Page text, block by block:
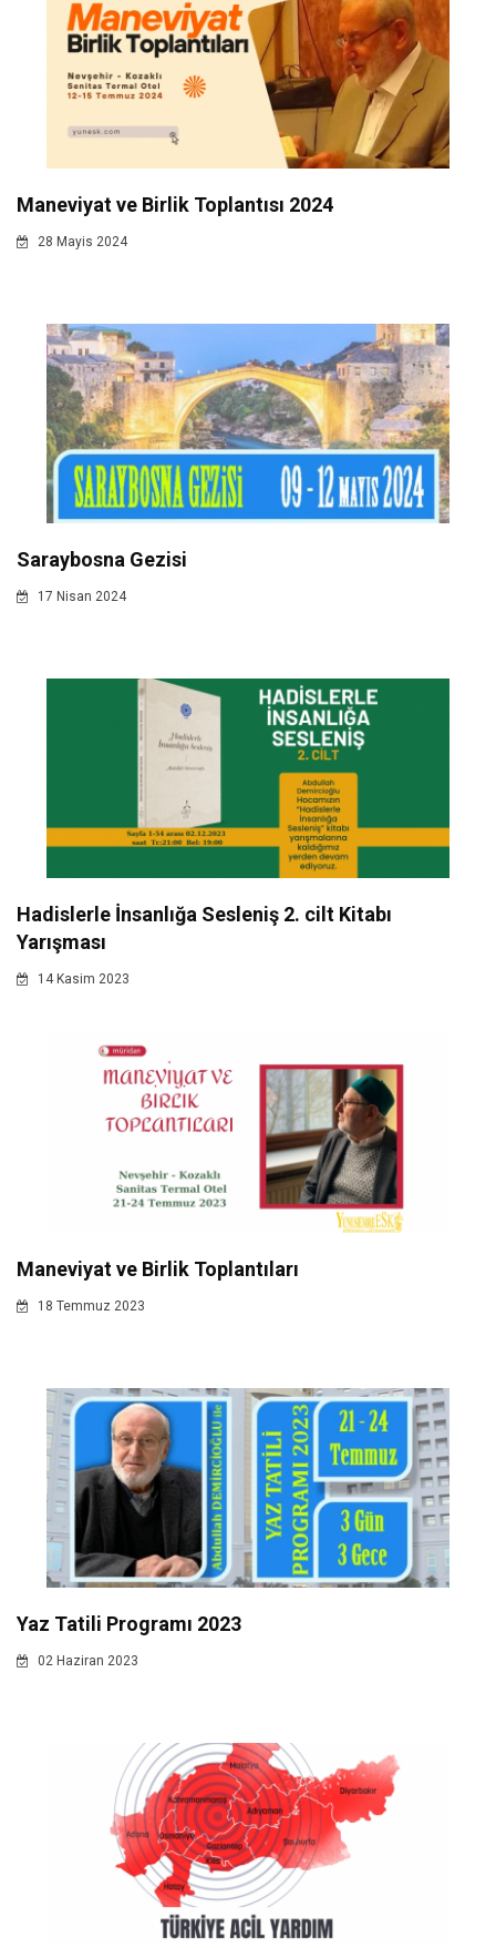
Maneviyat ve Birlik Toplantısı 2024
28 Mayis 2024
Saraybosna Gezisi
17 Nisan 2024
Hadislerle İnsanlığa Sesleniş 2. cilt Kitabı
Yarışması
14 Kasim 2023
Maneviyat ve Birlik Toplantıları
18 Temmuz 2023
Yaz Tatili Programı 2023
02 Haziran 2023